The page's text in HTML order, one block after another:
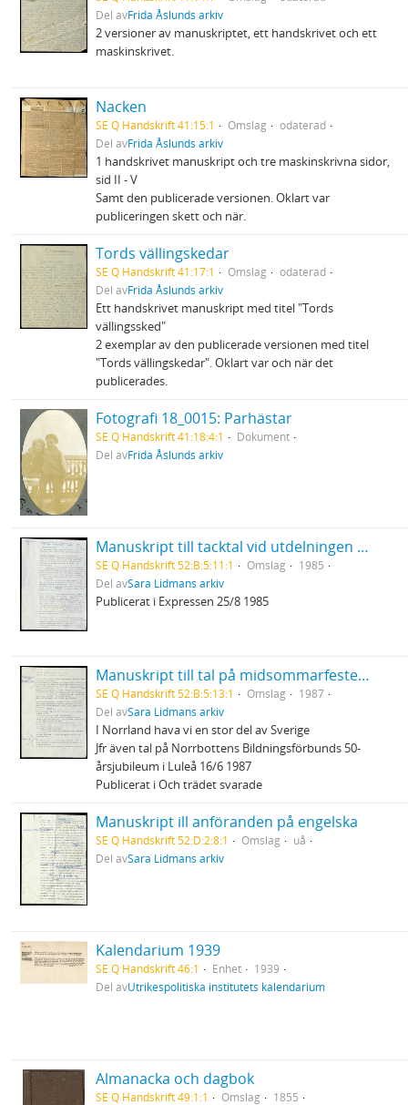
Del avFrida Åslunds arkiv
2 versioner av manuskriptet, ett handskrivet och ett
maskinskrivet.
Nacken
SE Q Handskrift 41:15:1 Omslag
odaterad
Del avFrida Åslunds arkiv
1 handskrivet manuskript och tre maskinskrivna sidor,
sid II - V
Samt den publicerade versionen. Oklart var
publiceringen skett och när.
Tords vällingskedar
SE Q Handskrift 41:17:1 Omslag
odaterad
Del avFrida Åslunds arkiv
Ett handskrivet manuskript med titel "Tords
vällingssked"
2 exemplar av den publicerade versionen med titel
"Tords vällingskedar". Oklart var och när det
publicerades.
Fotografi 18_0015: Parhästar
SE Q Handskrift 41:18:4:1
Dokument
Del avFrida Åslunds arkiv
Manuskript till tacktal vid utdelningen av Selma Lagerlöfs litteraturpris
SE Q Handskrift 52:B:5:11:1 Omslag
1985
Del avSara Lidmans arkiv
Publicerat i Expressen 25/8 1985
Manuskript till tal på midsommarfesten i Burträsk
SE Q Handskrift 52:B:5:13:1 Omslag
1987
Del avSara Lidmans arkiv
I Norrland hava vi en stor del av Sverige
Jfr även tal på Norrbottens Bildningsförbunds 50-
årsjubileum i Luleå 16/6 1987
Publicerat i Och trädet svarade
Manuskript ill anföranden på engelska
SE Q Handskrift 52:D:2:8:1 Omslag
uå
Del avSara Lidmans arkiv
Kalendarium 1939
SE Q Handskrift 46:1 Enhet
1939
Del avUtrikespolitiska institutets kalendarium
Almanacka och dagbok
SE Q Handskrift 49:1:1 Omslag
1855